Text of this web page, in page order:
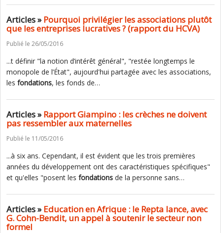
Articles »Pourquoi privilégier les associations plutôt
que les entreprises lucratives ? (rapport du HCVA)
Publié le 26/05/2016
...t définir "la notion d’intérêt général", "restée longtemps le
monopole de l’État", aujourd'hui partagée avec les associations,
les fondations, les fonds de…
Articles »Rapport Giampino : les crèches ne doivent
pas ressembler aux maternelles
Publié le 11/05/2016
...à six ans. Cependant, il est évident que les trois premières
années du développement ont des caractéristiques spécifiques"
et qu'elles "posent les fondations de la personne sans…
Articles »Education en Afrique : le Repta lance, avec
G. Cohn-Bendit, un appel à soutenir le secteur non
formel